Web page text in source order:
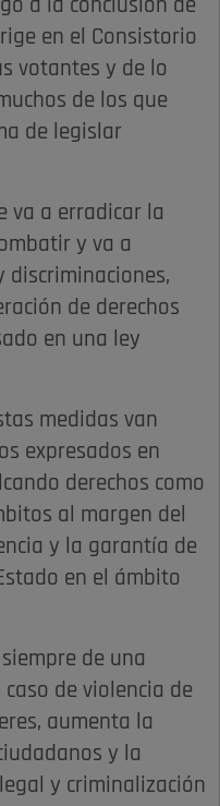
a la conclusión de
en el Consistorio
votantes y de lo
de los que
de legislar
va a erradicar la
y va a
discriminaciones,
de derechos
en una ley
medidas van
expresados en
derechos como
al margen del
y la garantía de
en el ámbito
de una
de violencia de
aumenta la
y la
y criminalización